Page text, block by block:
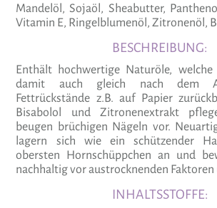
Mandelöl, Sojaöl, Sheabutter,
Vitamin E, Ringelblumenöl, Zitronenöl,
BESCHREIBUNG:
Enthält hochwertige Naturöle,
damit auch gleich nach dem
Fettrückstände z.B. auf Papier
Bisabolol und Zitronenextrakt
beugen brüchigen Nägeln vor.
lagern sich wie ein schützender
obersten Hornschüppchen an und
nachhaltig vor austrocknenden Faktoren
INHALTSSTOFFE: